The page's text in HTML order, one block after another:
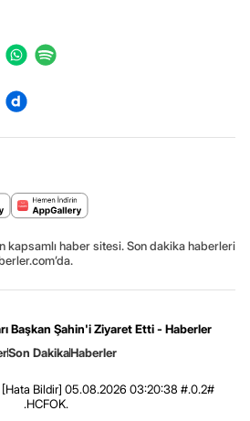
kapsamlı haber sitesi. Son dakika haberleri
Başkan Şahin'i Ziyaret Etti - Haberler
Son DakikaHaberler
[Hata Bildir] 05.08.2026 03:20:38 #.0.2#
.HCFOK.